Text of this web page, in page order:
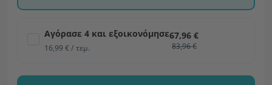
Αγόρασε 4 και εξοικονόμησε
16,99 € / τεμ.
67,96 €
83,96 €